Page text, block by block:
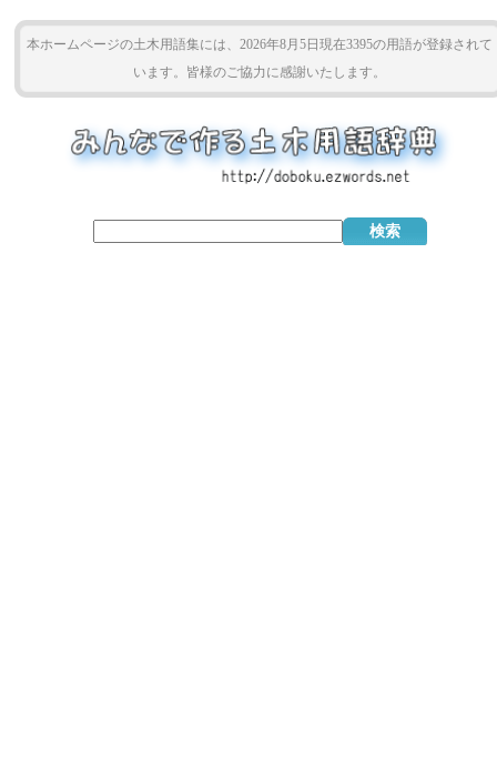
本ホームページの土木用語集には、2026年8月5日現在3395の用語が登録されて
います。皆様のご協力に感謝いたします。